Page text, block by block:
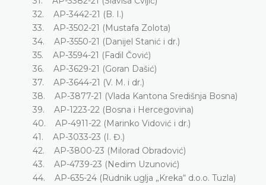
32. AP-3442-21 (B. I.)
33. AP-3502-21 (Mustafa Zolota)
34. AP-3550-21 (Danijel Stanić i dr.)
35. AP-3594-21 (Fadil Čović)
36. AP-3629-21 (Goran Dašić)
37. AP-3644-21 (V. M. i dr.)
38. AP-3877-21 (Vlada Kantona Središnja Bosna)
39. AP-1223-22 (Bosna i Hercegovina)
40. AP-4911-22 (Marinko Vidović i dr.)
41. AP-3033-23 (I. Đ.)
42. AP-3800-23 (Milorad Obradović)
43. AP-4739-23 (Nedim Uzunović)
44. AP-635-24 (Rudnik uglja „Kreka“ d.o.o. Tuzla)